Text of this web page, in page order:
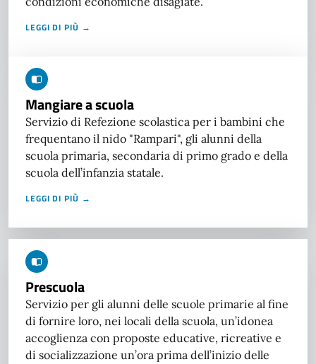
LEGGI DI PIÙ →
Mangiare a scuola
Servizio di Refezione scolastica per i bambini che
frequentano il nido "Rampari", gli alunni della
scuola primaria, secondaria di primo grado e della
scuola dell’infanzia statale.
LEGGI DI PIÙ →
Prescuola
Servizio per gli alunni delle scuole primarie al fine
di fornire loro, nei locali della scuola, un’idonea
accoglienza con proposte educative, ricreative e
di socializzazione un’ora prima dell’inizio delle